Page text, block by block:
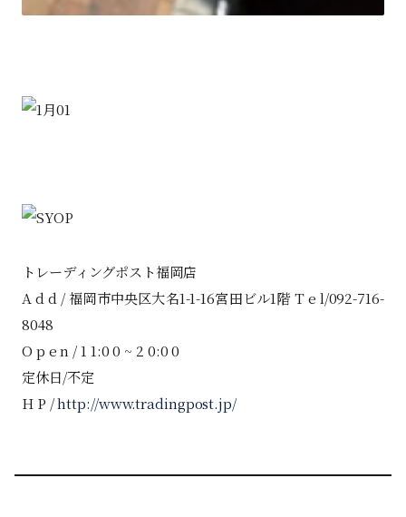
トレーディングポスト福岡店
A d d / 福岡市中央区大名1-1-16宮田ビル1階 T e l/092-716-
8048
O p e n / 1 1:0 0 ~ 2 0:0 0
定休日/不定
H P /http://www.tradingpost.jp/